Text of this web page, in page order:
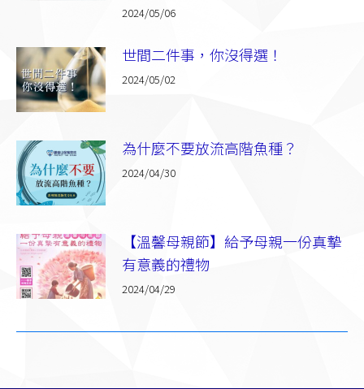
2024/05/06
世間二件事，你沒得選！
2024/05/02
為什麼不要放流高階魚種？
2024/04/30
【溫馨母親節】給予母親一份真摯
有意義的禮物
2024/04/29